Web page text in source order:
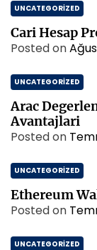
UNCATEGORIZED
Cari Hesap
Posted on
UNCATEGORIZED
Arac
Avantajlari
Posted on
UNCATEGORIZED
Ethereum
Posted on
UNCATEGORIZED